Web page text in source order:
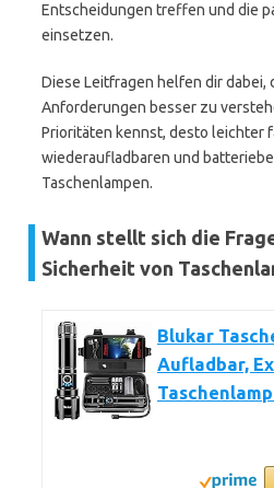
Entscheidungen treffen und die
einsetzen.
Diese Leitfragen helfen dir dabei,
Anforderungen besser zu
Prioritäten kennst, desto leichter
wiederaufladbaren und
Taschenlampen.
Wann stellt sich die
Sicherheit von
Blukar
Aufladbar,